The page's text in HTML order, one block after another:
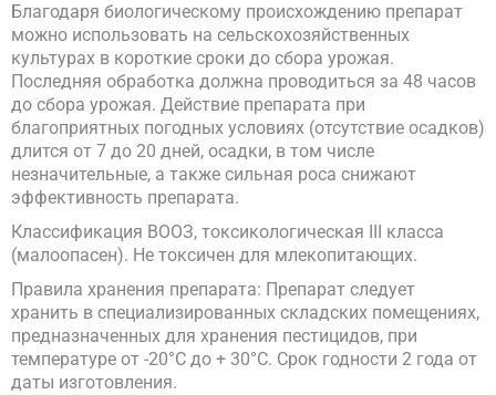
Благодаря биологическому происхождению препарат
можно использовать на сельскохозяйственных
культурах в короткие сроки до сбора урожая.
Последняя обработка должна проводиться за 48 часов
до сбора урожая. Действие препарата при
благоприятных погодных условиях (отсутствие осадков)
длится от 7 до 20 дней, осадки, в том числе
незначительные, а также сильная роса снижают
эффективность препарата.
Классификация ВООЗ, токсикологическая III класса
(малоопасен). Не токсичен для млекопитающих.
Правила хранения препарата: Препарат следует
хранить в специализированных складских помещениях,
предназначенных для хранения пестицидов, при
температуре от -20°С до + 30°С. Срок годности 2 года от
даты изготовления.